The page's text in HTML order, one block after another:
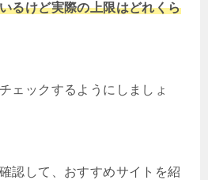
るけど実際の上限はどれくら
ェックするようにしましょ
認して、おすすめサイトを紹